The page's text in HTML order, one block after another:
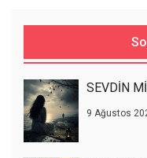
SEVDİN
9 Ağustos